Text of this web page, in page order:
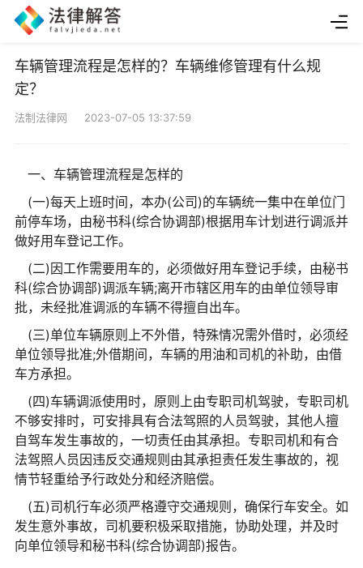
车辆管理流程是怎样的？车辆维修管理有什么规
定？
法制法律网 2023-07-05 13:37:59
一、车辆管理流程是怎样的
(一)每天上班时间，本办(公司)的车辆统一集中在单位门
前停车场，由秘书科(综合协调部)根据用车计划进行调派并
做好用车登记工作。
(二)因工作需要用车的，必须做好用车登记手续，由秘书
科(综合协调部)调派车辆;离开市辖区用车的由单位领导审
批，未经批准调派的车辆不得擅自出车。
(三)单位车辆原则上不外借，特殊情况需外借时，必须经
单位领导批准;外借期间，车辆的用油和司机的补助，由借
车方承担。
(四)车辆调派使用时，原则上由专职司机驾驶，专职司机
不够安排时，可安排具有合法驾照的人员驾驶，其他人擅
自驾车发生事故的，一切责任由其承担。专职司机和有合
法驾照人员因违反交通规则由其承担责任发生事故的，视
情节轻重给予行政处分和经济赔偿。
(五)司机行车必须严格遵守交通规则，确保行车安全。如
发生意外事故，司机要积极采取措施，协助处理，并及时
向单位领导和秘书科(综合协调部)报告。